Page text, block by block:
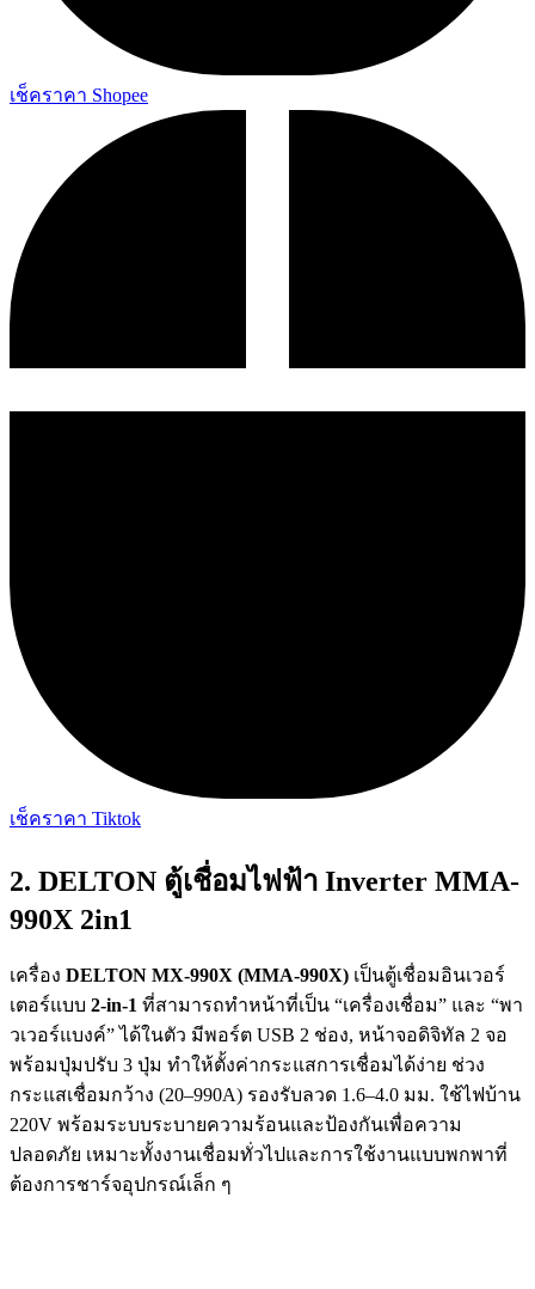
เช็คราคา Shopee
เช็คราคา Tiktok
2. DELTON ตู้เชื่อมไฟฟ้า Inverter MMA-
990X 2in1
เครื่อง DELTON MX-990X (MMA-990X) เป็นตู้เชื่อมอินเวอร์
เตอร์แบบ 2-in-1 ที่สามารถทำหน้าที่เป็น “เครื่องเชื่อม” และ “พา
วเวอร์แบงค์” ได้ในตัว มีพอร์ต USB 2 ช่อง, หน้าจอดิจิทัล 2 จอ
พร้อมปุ่มปรับ 3 ปุ่ม ทำให้ตั้งค่ากระแสการเชื่อมได้ง่าย ช่วง
กระแสเชื่อมกว้าง (20–990A) รองรับลวด 1.6–4.0 มม. ใช้ไฟบ้าน
220V พร้อมระบบระบายความร้อนและป้องกันเพื่อความ
ปลอดภัย เหมาะทั้งงานเชื่อมทั่วไปและการใช้งานแบบพกพาที่
ต้องการชาร์จอุปกรณ์เล็ก ๆ